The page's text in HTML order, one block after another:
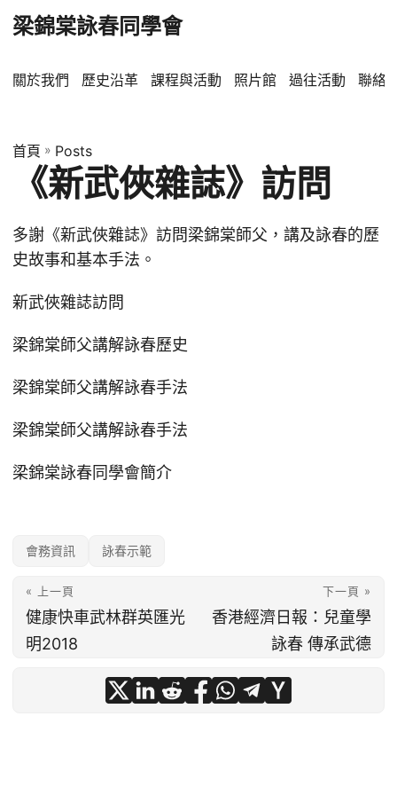
梁錦棠詠春同學會
關於我們 歷史沿革 課程與活動 照片館 過往活動 聯絡
首頁 » Posts
《新武俠雜誌》訪問
多謝《新武俠雜誌》訪問梁錦棠師父，講及詠春的歷
史故事和基本手法。
新武俠雜誌訪問
梁錦棠師父講解詠春歷史
梁錦棠師父講解詠春手法
梁錦棠師父講解詠春手法
梁錦棠詠春同學會簡介
會務資訊 詠春示範
« 上一頁
健康快車武林群英匯光
明2018
下一頁 »
香港經濟日報：兒童學
詠春 傳承武德